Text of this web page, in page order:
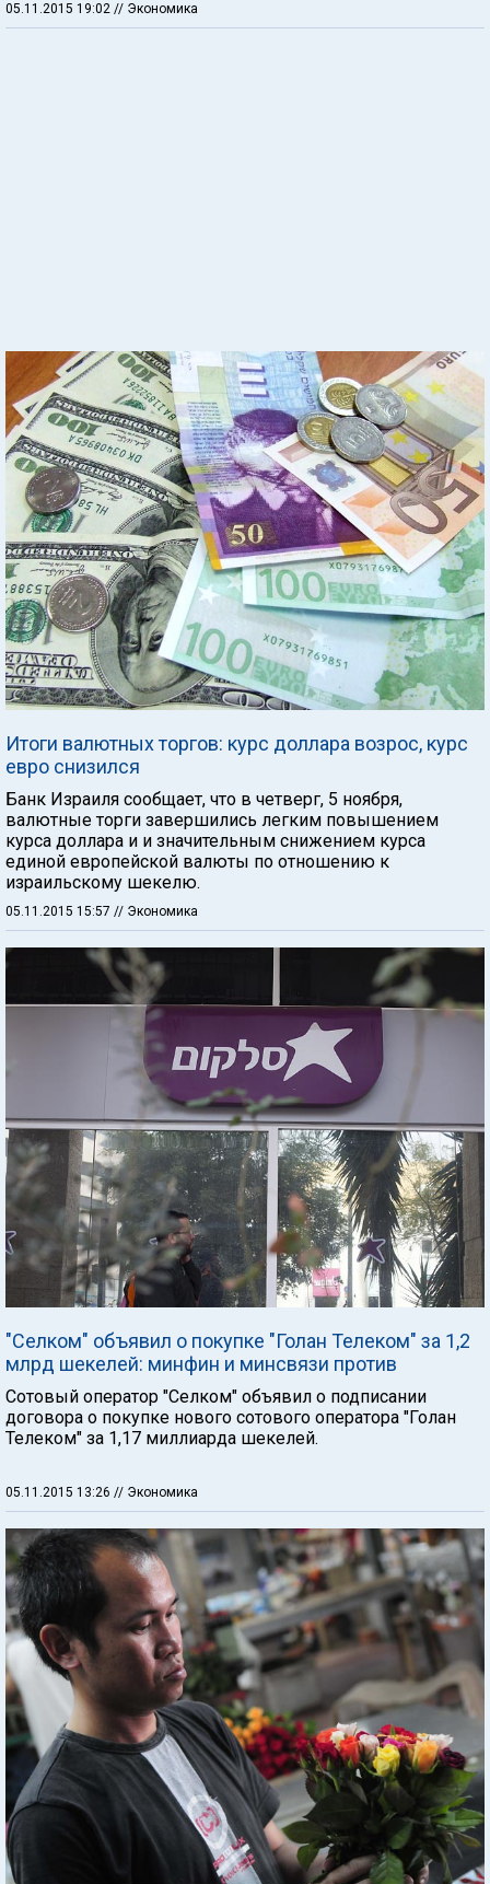
05.11.2015 19:02 // Экономика
Итоги валютных торгов: курс доллара возрос, курс
евро снизился
Банк Израиля сообщает, что в четверг, 5 ноября,
валютные торги завершились легким повышением
курса доллара и и значительным снижением курса
единой европейской валюты по отношению к
израильскому шекелю.
05.11.2015 15:57 // Экономика
"Селком" объявил о покупке "Голан Телеком" за 1,2
млрд шекелей: минфин и минсвязи против
Сотовый оператор "Селком" объявил о подписании
договора о покупке нового сотового оператора "Голан
Телеком" за 1,17 миллиарда шекелей.
05.11.2015 13:26 // Экономика